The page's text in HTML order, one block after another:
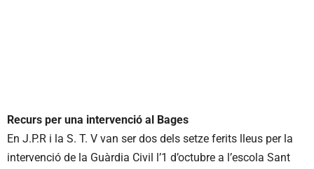
Recurs per una intervenció al Bages
En J.P.R i la S. T. V van ser dos dels setze ferits lleus per la
intervenció de la Guàrdia Civil l’1 d’octubre a l’escola Sant